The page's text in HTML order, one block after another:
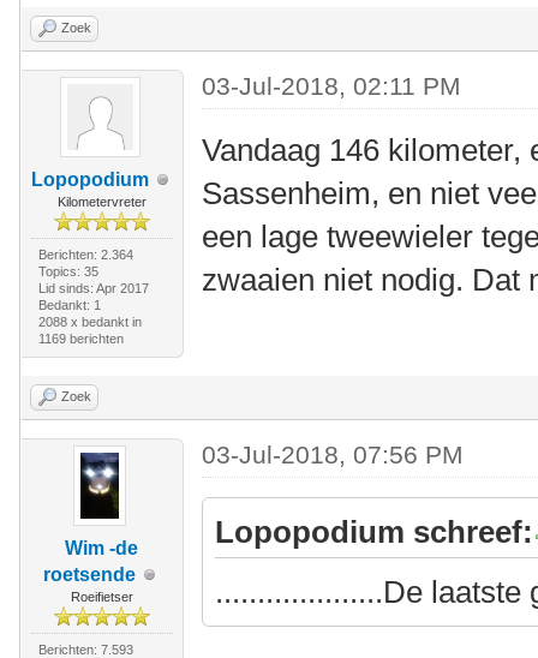
Zoek
Lopopodium
Kilometervreter
Berichten: 2.364
Topics: 35
Lid sinds: Apr 2017
Bedankt: 1
2088 x bedankt in
1169 berichten
03-Jul-2018, 02:11 PM
Vandaag 146
Sassenheim, en niet
een lage tweewieler
zwaaien niet nodig. Dat
Zoek
Wim -de
roetsende
Roeifietser
Berichten: 7.593
03-Jul-2018, 07:56 PM
Lopopodium schreef:
....................De laatste